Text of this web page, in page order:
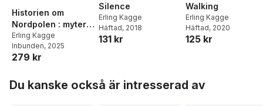
Historien om
Nordpolen : myter,
äventyr och
smältande is
Erling Kagge
Inbunden, 2025
279 kr
Silence
Erling Kagge
Häftad, 2018
131 kr
Walking
Erling Kagge
Häftad, 2020
125 kr
Du kanske också är intresserad av